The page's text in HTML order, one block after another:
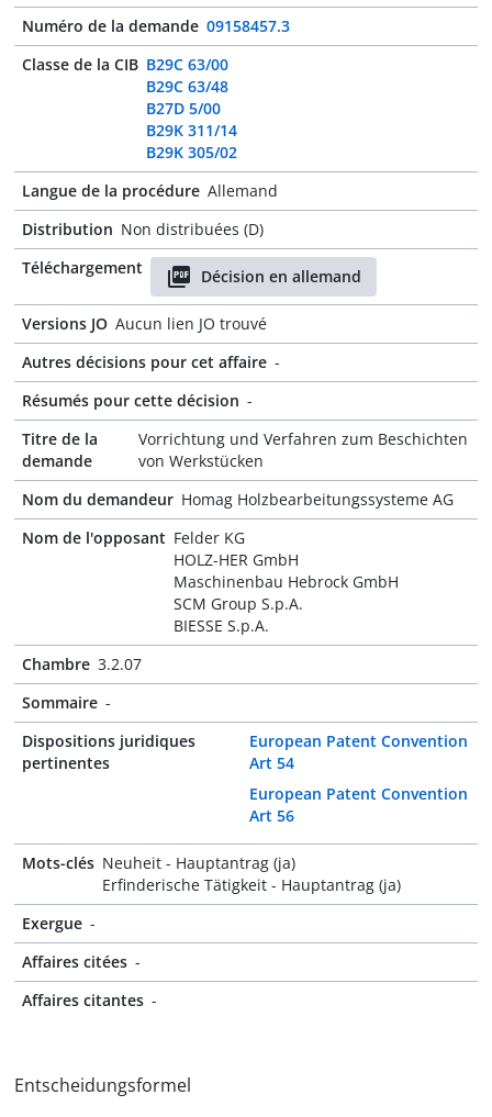
Numéro de la demande 09158457.3
Classe de la CIB B29C 63/00
B29C 63/48
B27D 5/00
B29K 311/14
B29K 305/02
Langue de la procédure Allemand
Distribution Non distribuées (D)
Téléchargement
Décision en allemand
Versions JO Aucun lien JO trouvé
Autres décisions pour cet affaire -
Résumés pour cette décision -
Titre de la
demande
Vorrichtung und Verfahren zum Beschichten
von Werkstücken
Nom du demandeur Homag Holzbearbeitungssysteme AG
Nom de l'opposant Felder KG
HOLZ-HER GmbH
Maschinenbau Hebrock GmbH
SCM Group S.p.A.
BIESSE S.p.A.
Chambre 3.2.07
Sommaire -
Dispositions juridiques
pertinentes
European Patent Convention
Art 54
European Patent Convention
Art 56
Mots-clés Neuheit - Hauptantrag (ja)
Erfinderische Tätigkeit - Hauptantrag (ja)
Exergue -
Affaires citées -
Affaires citantes -
Entscheidungsformel